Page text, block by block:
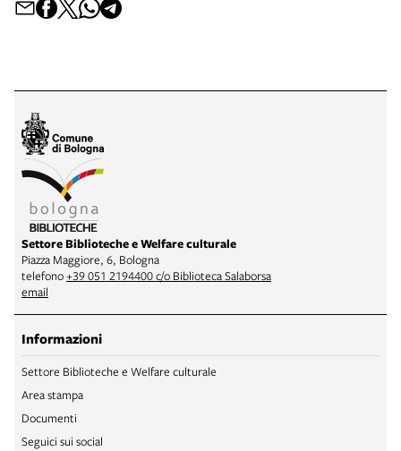
Settore Biblioteche e Welfare culturale
Piazza Maggiore, 6, Bologna
telefono+39 051 2194400 c/o Biblioteca Salaborsa
email
Informazioni
Settore Biblioteche e Welfare culturale
Area stampa
Documenti
Seguici sui social